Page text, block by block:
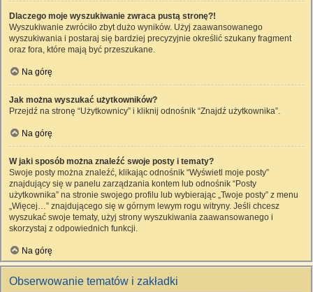
Dlaczego moje wyszukiwanie zwraca pustą stronę?!
Wyszukiwanie zwróciło zbyt dużo wyników. Użyj zaawansowanego
wyszukiwania i postaraj się bardziej precyzyjnie określić szukany fragment
oraz fora, które mają być przeszukane.
Na górę
Jak można wyszukać użytkowników?
Przejdź na stronę “Użytkownicy” i kliknij odnośnik “Znajdź użytkownika”.
Na górę
W jaki sposób można znaleźć swoje posty i tematy?
Swoje posty można znaleźć, klikając odnośnik “Wyświetl moje posty”
znajdujący się w panelu zarządzania kontem lub odnośnik “Posty
użytkownika” na stronie swojego profilu lub wybierając „Twoje posty” z menu
„Więcej…” znajdującego się w górnym lewym rogu witryny. Jeśli chcesz
wyszukać swoje tematy, użyj strony wyszukiwania zaawansowanego i
skorzystaj z odpowiednich funkcji.
Na górę
Obserwowanie tematów i zakładki